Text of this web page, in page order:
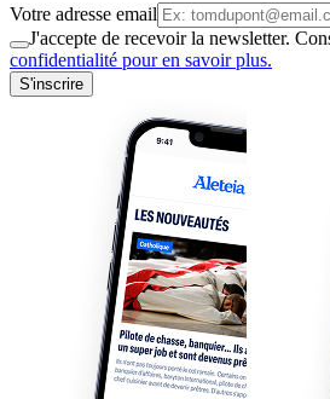
Votre adresse email
J'accepte de recevoir la newsletter.
confidentialité pour en savoir plus.
S'inscrire